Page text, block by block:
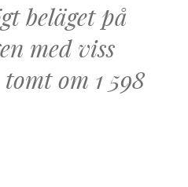
beläget på
med viss
om 1 598